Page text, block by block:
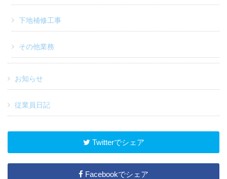
下地補修工事
その他業務
お知らせ
従業員日記
Twitterでシェア
Facebookでシェア